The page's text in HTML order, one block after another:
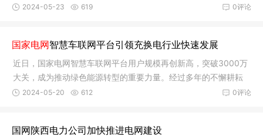
调度控
0评论
2024-05-23 619
国家电网智慧车联网平台引领充换电行业快速发展
近日，国家电网智慧车联网平台用户规模再创新高，突破3000万
大关，成为推动绿色能源转型的重要力量。经过多年的不懈耕耘
和积极投
0评论
2024-05-20 612
国网陕西电力公司加快推进电网建设